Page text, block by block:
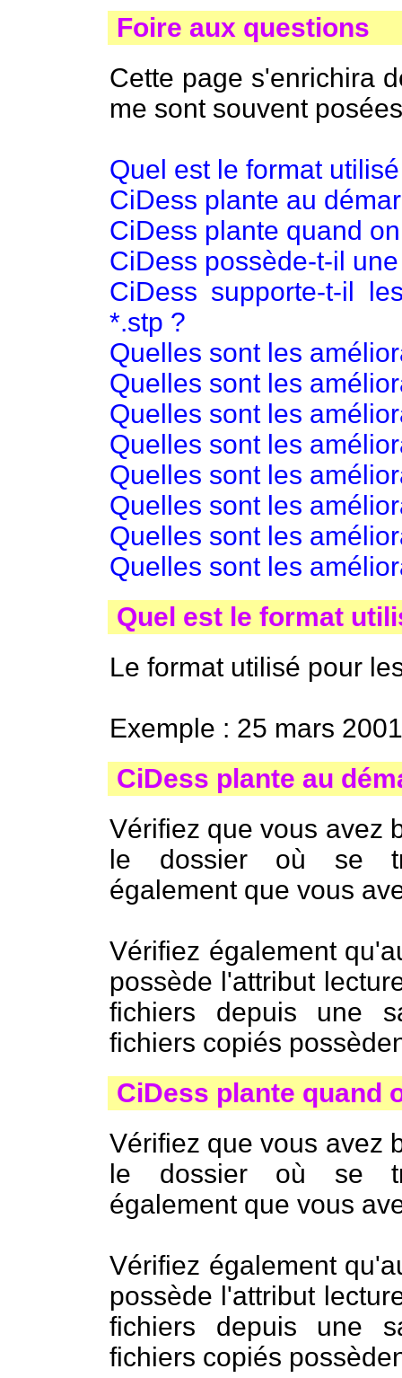
Foire aux questions
Cette page s'enrichira
me sont souvent
Quel est le format
CiDess plante au
CiDess plante quand
CiDess possède-t-il
CiDess supporte-t-il
*.stp ?
Quelles sont les
Quelles sont les
Quelles sont les
Quelles sont les
Quelles sont les
Quelles sont les
Quelles sont les
Quelles sont les
Quel est le format
Le format utilisé pour
Exemple : 25 mars
CiDess plante au
Vérifiez que vous avez
le dossier où se
également que vous
Vérifiez également
possède l'attribut
fichiers depuis une
fichiers copiés
CiDess plante quand
Vérifiez que vous avez
le dossier où se
également que vous
Vérifiez également
possède l'attribut
fichiers depuis une
fichiers copiés